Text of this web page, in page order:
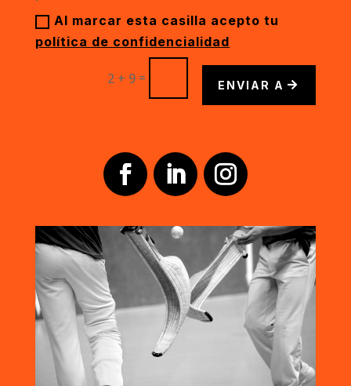
Al marcar esta casilla acepto tu
política de confidencialidad
2 + 9 = ENVIAR A